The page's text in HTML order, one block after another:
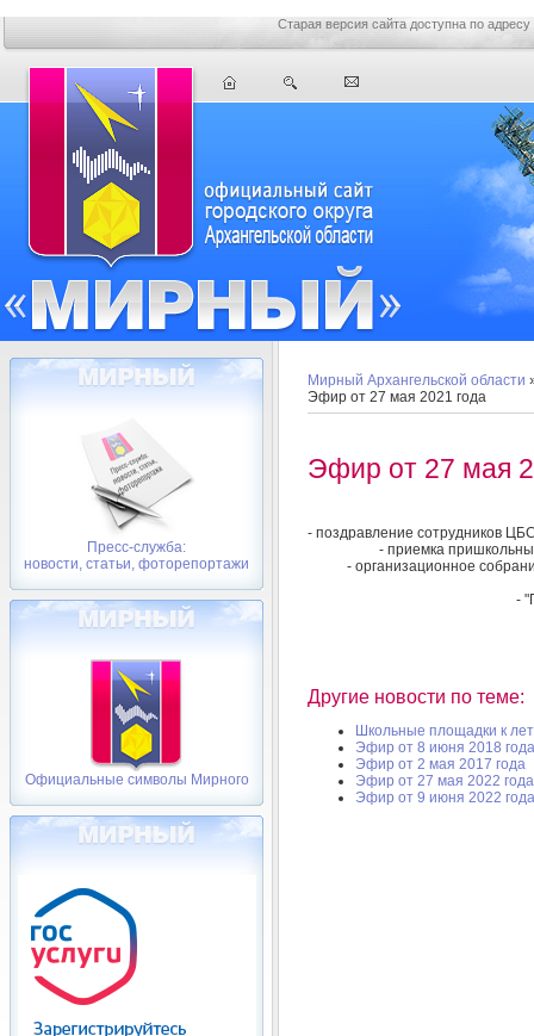
Старая версия сайта доступна по адресу
Пресс-служба:
новости, статьи, фоторепортажи
Официальные символы Мирного
Мирный Архангельской области
Эфир от 27 мая 2021 года
Эфир от 27 мая
- поздравление сотрудников
- приемка
- организационное
-
Другие новости по теме:
Школьные площадки к
Эфир от 8 июня 2018 года
Эфир от 2 мая 2017 года
Эфир от 27 мая 2022 года
Эфир от 9 июня 2022 года